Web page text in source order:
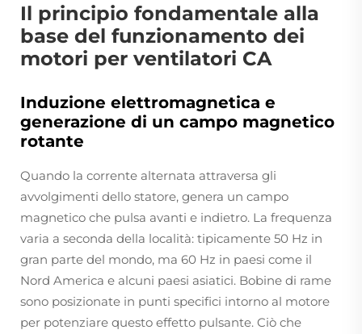
Il principio fondamentale alla
base del funzionamento dei
motori per ventilatori CA
Induzione elettromagnetica e
generazione di un campo magnetico
rotante
Quando la corrente alternata attraversa gli
avvolgimenti dello statore, genera un campo
magnetico che pulsa avanti e indietro. La frequenza
varia a seconda della località: tipicamente 50 Hz in
gran parte del mondo, ma 60 Hz in paesi come il
Nord America e alcuni paesi asiatici. Bobine di rame
sono posizionate in punti specifici intorno al motore
per potenziare questo effetto pulsante. Ciò che